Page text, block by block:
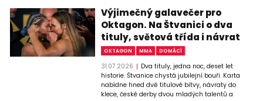
Výjimečný galavečer pro
Oktagon. Na Štvanici o dva
tituly, světová třída i návrat
OKTAGON MMA DOMÁCÍ
31.07.2026
Dva tituly, jedna noc, deset let
historie. Štvanice chystá jubilejní bouři. Karta
nabídne hned dvě titulové bitvy, návraty do
klece, české derby dvou mladých talentů a